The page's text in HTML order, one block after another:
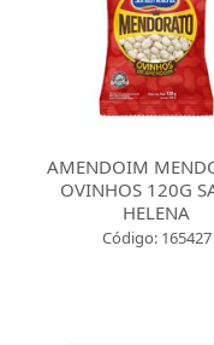
AMENDOIM
OVINHOS 120G
HELENA
Código: 165427